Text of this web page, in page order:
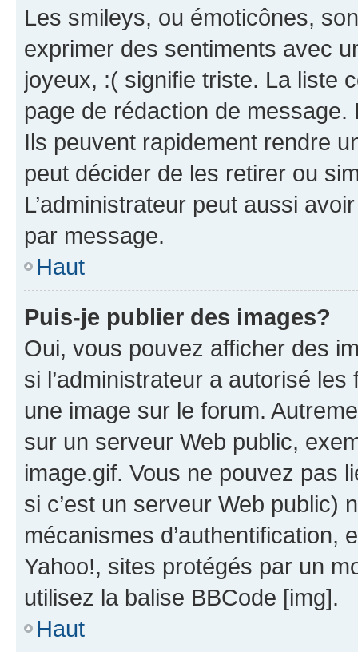
Les smileys, ou émoticônes,
exprimer des sentiments avec
joyeux, :( signifie triste. La liste
page de rédaction de
Ils peuvent rapidement rendre
peut décider de les retirer ou
L’administrateur peut aussi
par message.
Haut
Puis-je publier des images?
Oui, vous pouvez afficher des
si l’administrateur a autorisé
une image sur le forum.
sur un serveur Web public,
image.gif. Vous ne pouvez pas
si c’est un serveur Web public)
mécanismes d’authentification,
Yahoo!, sites protégés par un
utilisez la balise BBCode [img].
Haut